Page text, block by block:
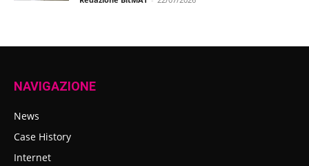
NAVIGAZIONE
News
Case History
Internet